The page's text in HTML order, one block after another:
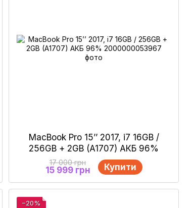
MacBook Pro 15’’ 2017, i7 16GB /
256GB + 2GB (A1707) АКБ 96%
17 000 грн
15 999 грн Купити
−20%